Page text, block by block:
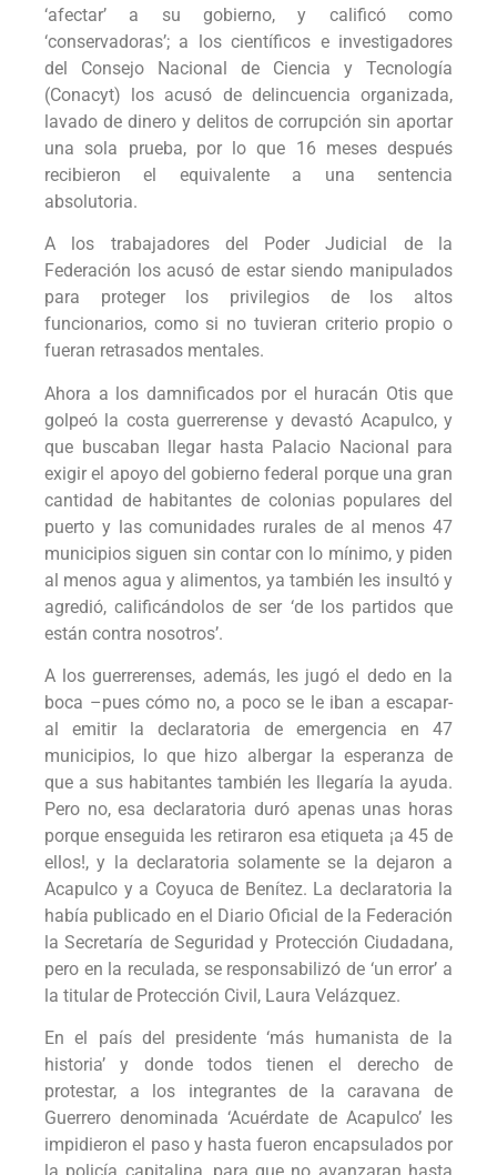
‘afectar’ a su gobierno, y calificó como
‘conservadoras’; a los científicos e investigadores
del Consejo Nacional de Ciencia y Tecnología
(Conacyt) los acusó de delincuencia organizada,
lavado de dinero y delitos de corrupción sin aportar
una sola prueba, por lo que 16 meses después
recibieron el equivalente a una sentencia
absolutoria.
A los trabajadores del Poder Judicial de la
Federación los acusó de estar siendo manipulados
para proteger los privilegios de los altos
funcionarios, como si no tuvieran criterio propio o
fueran retrasados mentales.
Ahora a los damnificados por el huracán Otis que
golpeó la costa guerrerense y devastó Acapulco, y
que buscaban llegar hasta Palacio Nacional para
exigir el apoyo del gobierno federal porque una gran
cantidad de habitantes de colonias populares del
puerto y las comunidades rurales de al menos 47
municipios siguen sin contar con lo mínimo, y piden
al menos agua y alimentos, ya también les insultó y
agredió, calificándolos de ser ‘de los partidos que
están contra nosotros’.
A los guerrerenses, además, les jugó el dedo en la
boca –pues cómo no, a poco se le iban a escapar-
al emitir la declaratoria de emergencia en 47
municipios, lo que hizo albergar la esperanza de
que a sus habitantes también les llegaría la ayuda.
Pero no, esa declaratoria duró apenas unas horas
porque enseguida les retiraron esa etiqueta ¡a 45 de
ellos!, y la declaratoria solamente se la dejaron a
Acapulco y a Coyuca de Benítez. La declaratoria la
había publicado en el Diario Oficial de la Federación
la Secretaría de Seguridad y Protección Ciudadana,
pero en la reculada, se responsabilizó de ‘un error’ a
la titular de Protección Civil, Laura Velázquez.
En el país del presidente ‘más humanista de la
historia’ y donde todos tienen el derecho de
protestar, a los integrantes de la caravana de
Guerrero denominada ‘Acuérdate de Acapulco’ les
impidieron el paso y hasta fueron encapsulados por